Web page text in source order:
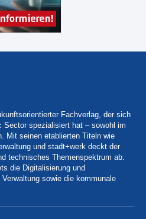
Fachverlag, der sich
Sector spezialisiert hat – sowohl im
Mit seinen etablierten Titeln wie
und stadt+werk deckt der
technisches Themenspektrum ab.
die Digitalisierung und
sowie die kommunale